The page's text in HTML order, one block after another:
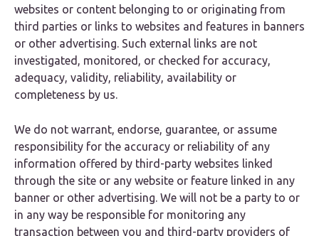
websites or content belonging to or originating from
third parties or links to websites and features in banners
or other advertising. Such external links are not
investigated, monitored, or checked for accuracy,
adequacy, validity, reliability, availability or
completeness by us.
We do not warrant, endorse, guarantee, or assume
responsibility for the accuracy or reliability of any
information offered by third-party websites linked
through the site or any website or feature linked in any
banner or other advertising. We will not be a party to or
in any way be responsible for monitoring any
transaction between you and third-party providers of